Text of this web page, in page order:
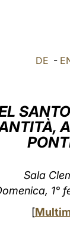
DE -
Sala
1°
[